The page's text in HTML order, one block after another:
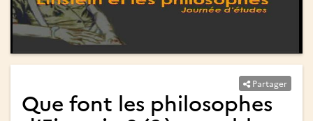
vidéo
vidéo
Partager
Que font les philosophes